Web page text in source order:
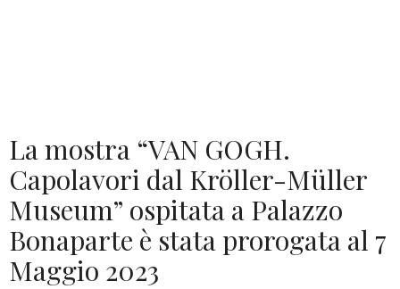
La mostra “VAN GOGH.
Capolavori dal Kröller-Müller
Museum” ospitata a Palazzo
Bonaparte è stata prorogata al 7
Maggio 2023